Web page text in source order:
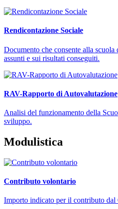
Rendicontazione Sociale
Documento che consente alla
assunti e sui risultati conseguiti.
RAV-Rapporto di Autovalutazione
Analisi del funzionamento della
sviluppo.
Modulistica
Contributo volontario
Importo indicato per il contributo